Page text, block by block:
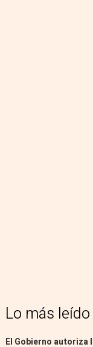
Lo más leído
El Gobierno autoriza